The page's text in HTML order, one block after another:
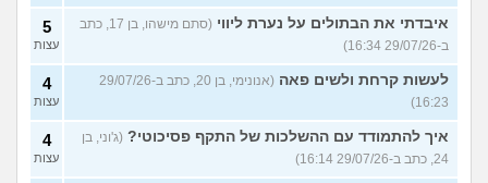
איבדתי את הבתולים על נערת ליווי
(סתם מישהו, בן 17, כתב
ב-29/07/26 16:34)
5
עצות
לעשות קרחת ולשים פאה
(אנונימי, בן 20, כתב ב-29/07/26
16:23)
4
עצות
איך להתמודד עם ההשלכות של התקף פסיכוטי? (ג'וני, בן
24, כתב ב-29/07/26 16:14)
4
עצות